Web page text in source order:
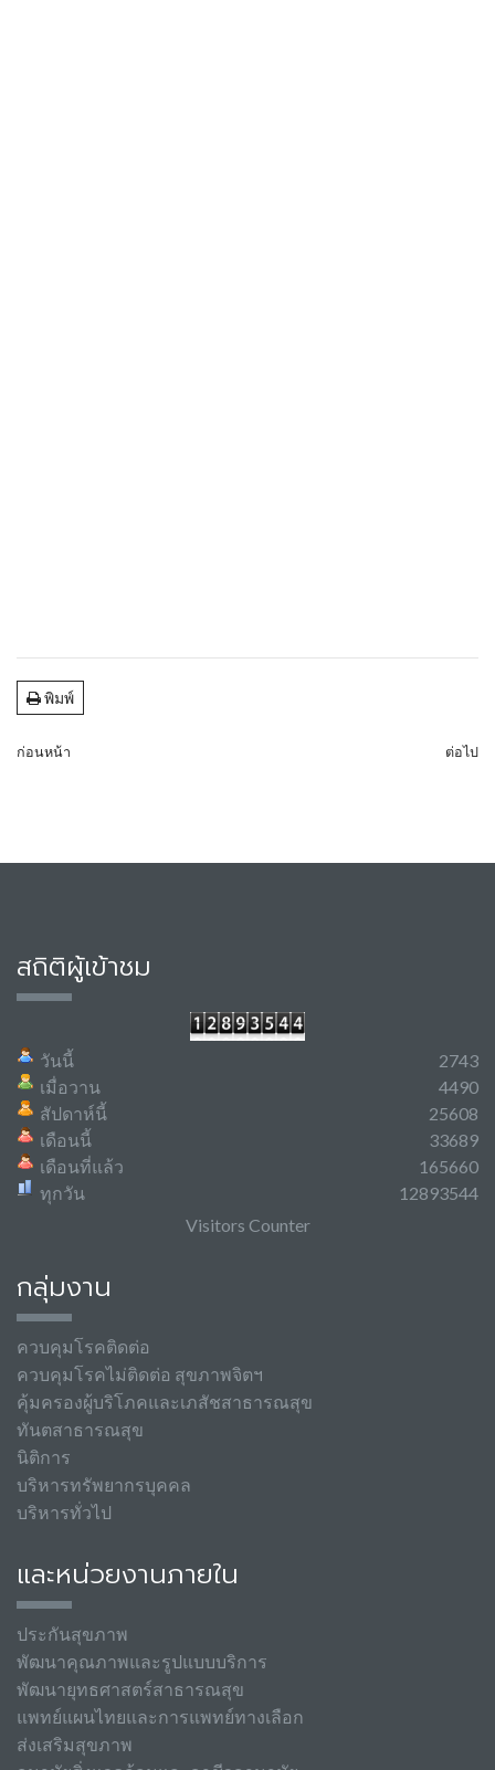
พิมพ์
ก่อนหน้า ต่อไป
สถิติผู้เข้าชม
วันนี้
เมื่อวาน
สัปดาห์นี้
เดือนนี้
เดือนที่แล้ว
ทุกวัน
2743
4490
25608
33689
165660
12893544
Visitors Counter
กลุ่มงาน
ควบคุมโรคติดต่อ
ควบคุมโรคไม่ติดต่อ สุขภาพจิตฯ
คุ้มครองผู้บริโภคและเภสัชสาธารณสุข
ทันตสาธารณสุข
นิติการ
บริหารทรัพยากรบุคคล
บริหารทั่วไป
และหน่วยงานภายใน
ประกันสุขภาพ
พัฒนาคุณภาพและรูปแบบบริการ
พัฒนายุทธศาสตร์สาธารณสุข
แพทย์แผนไทยและการแพทย์ทางเลือก
ส่งเสริมสุขภาพ